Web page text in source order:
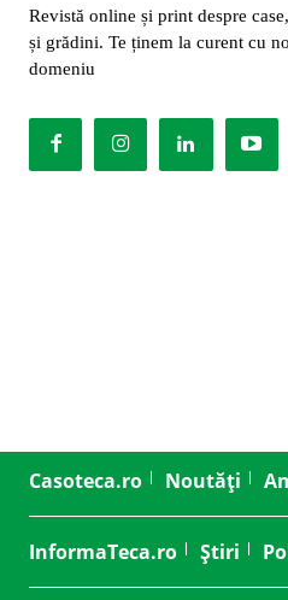
Revistă online și print despre
și grădini. Te ținem la curent cu
domeniu
Casoteca.ro Noutăți
InformaTeca.ro Știri